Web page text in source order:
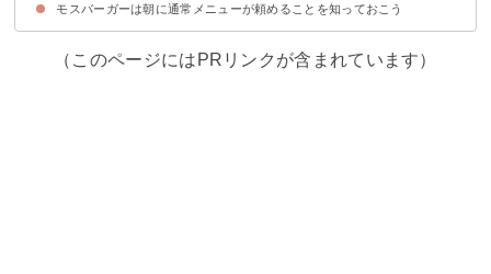
①フレンチフライポテト（240円～）
②テリヤキバーガーレギュラーセット（880円）
③とびきりトマト&レタスレギュラーセット（1000円）
モスバーガーは朝に通常メニューが頼めることを知っておこう
（このページにはPRリンクが含まれています）